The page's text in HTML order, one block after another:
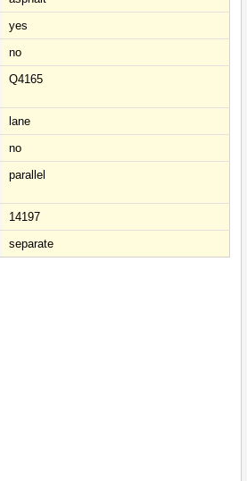
yes
no
Q4165
lane
no
parallel
14197
separate